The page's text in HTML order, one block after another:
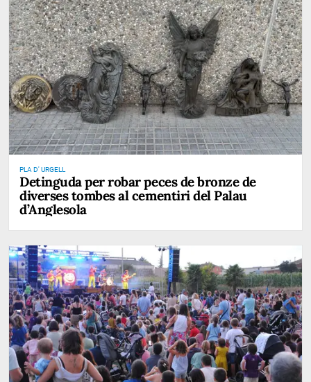
PLA D' URGELL
Detinguda per robar peces de bronze de
diverses tombes al cementiri del Palau
d’Anglesola